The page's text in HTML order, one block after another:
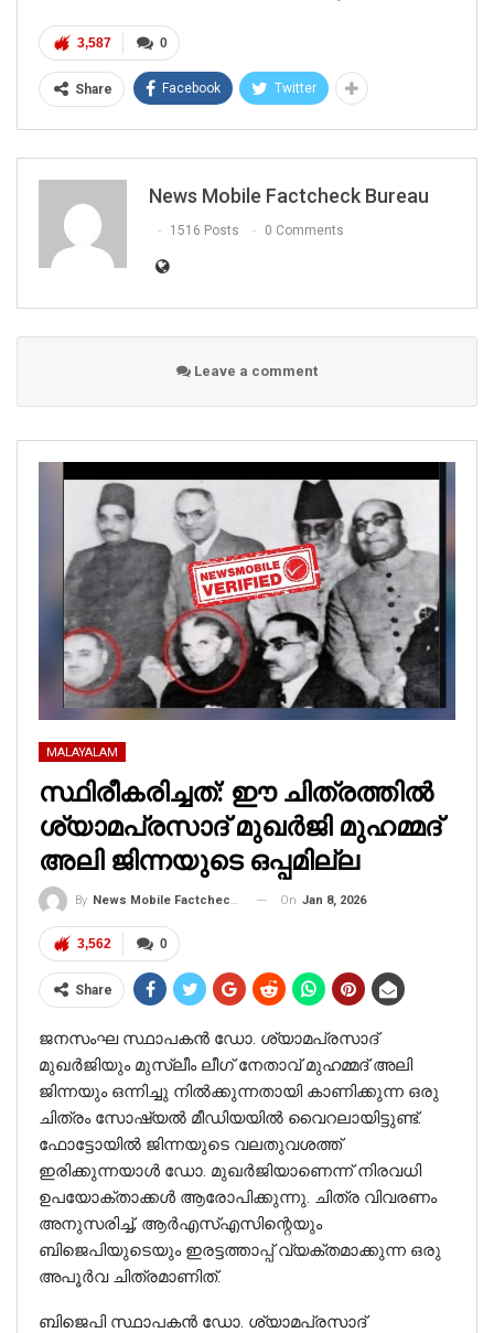
0
3,587
Share Facebook Twitter
News Mobile Factcheck Bureau
1516 Posts 0 Comments
Leave a comment
MALAYALAM
സ്ഥിരീകരിച്ചത്: ഈ ചിത്രത്തില്‍
ശ്യാമപ്രസാദ് മുഖര്‍ജി മുഹമ്മദ്
അലി ജിന്നയുടെ ഒപ്പമില്ല
By News Mobile Factcheck Bureau On Jan 8, 2026
0
3,562
Share
ജനസംഘ സ്ഥാപകൻ ഡോ. ശ്യാമപ്രസാദ്
മുഖർജിയും മുസ്ലീം ലീഗ് നേതാവ് മുഹമ്മദ് അലി
ജിന്നയും ഒന്നിച്ചു നിൽക്കുന്നതായി കാണിക്കുന്ന ഒരു
ചിത്രം സോഷ്യൽ മീഡിയയിൽ വൈറലായിട്ടുണ്ട്.
ഫോട്ടോയിൽ ജിന്നയുടെ വലതുവശത്ത്
ഇരിക്കുന്നയാൾ ഡോ. മുഖർജിയാണെന്ന് നിരവധി
ഉപയോക്താക്കൾ ആരോപിക്കുന്നു. ചിത്ര വിവരണം
അനുസരിച്ച്, ആർ‌എസ്‌എസിന്റെയും
ബിജെപിയുടെയും ഇരട്ടത്താപ്പ് വ്യക്തമാക്കുന്ന ഒരു
അപൂർവ ചിത്രമാണിത്.
ബിജെപി സ്ഥാപകൻ ഡോ. ശ്യാമപ്രസാദ്